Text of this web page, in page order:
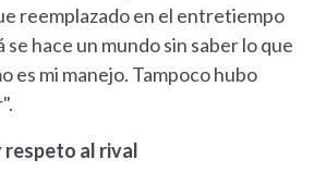
reemplazado en el entretiempo
hace un mundo sin saber lo que
es mi manejo. Tampoco hubo
al rival